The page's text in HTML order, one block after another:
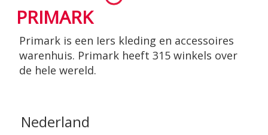
User
account
menu
PRIMARK
Primark is een Iers kleding en accessoires
warenhuis. Primark heeft 315 winkels over
de hele wereld.
Nederland